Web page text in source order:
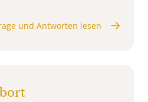
und Antworten lesen